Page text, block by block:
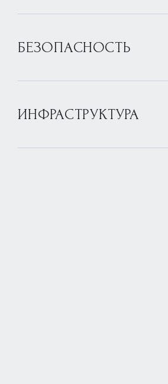
БЕЗОПАСНОСТЬ
ИНФРАСТРУКТУРА